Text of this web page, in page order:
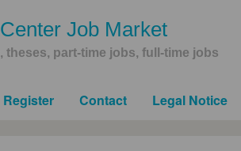
Job Market
theses, part-time jobs, full-time jobs
Register Contact Legal Notice